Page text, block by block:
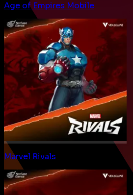
Age of Empires Mobile
Marvel Rivals